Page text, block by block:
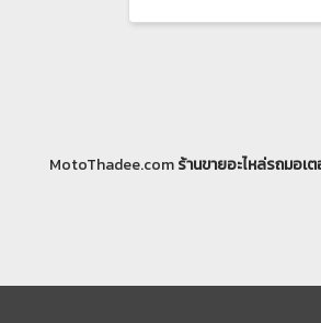
MotoThadee.comร้านขายอะไหล่รถมอเ